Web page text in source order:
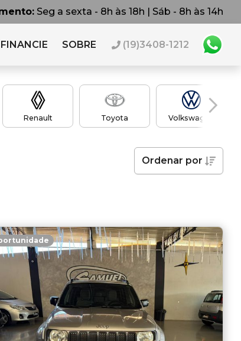
Seg a sexta - 8h às 18h | Sáb - 8h às 14h
FINANCIE SOBRE (19)3408-1212
Renault Toyota Volkswagen
Ordenar por